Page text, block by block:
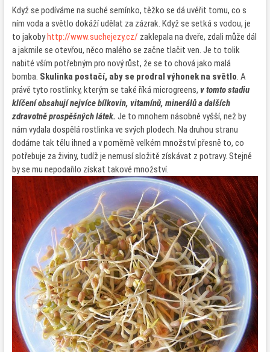
Když se podíváme na suché semínko, těžko se dá uvěřit tomu, co s
ním voda a světlo dokáží udělat za zázrak. Když se setká s vodou, je
to jakoby http://www.suchejezy.cz/ zaklepala na dveře, zdali může dál
a jakmile se otevřou, něco malého se začne tlačit ven. Je to tolik
nabité vším potřebným pro nový růst, že se to chová jako malá
bomba. Skulinka postačí, aby se prodral výhonek na světlo. A
právě tyto rostlinky, kterým se také říká microgreens, v tomto stadiu
klíčení obsahují nejvíce bílkovin, vitamínů, minerálů a dalších
zdravotně prospěšných látek. Je to mnohem násobně vyšší, než by
nám vydala dospělá rostlinka ve svých plodech. Na druhou stranu
dodáme tak tělu ihned a v poměrně velkém množství přesně to, co
potřebuje za živiny, tudíž je nemusí složitě získávat z potravy. Stejně
by se mu nepodařilo získat takové množství.